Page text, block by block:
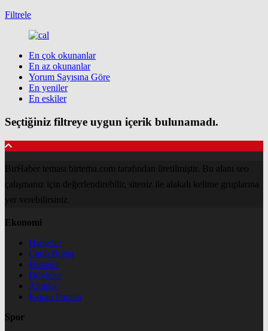
Filtrele
En çok okunanlar
En az okunanlar
Yorum Sayısına Göre
En yeniler
En eskiler
Seçtiğiniz filtreye uygun içerik bulunamadı.
BirHaber teması birtema.com tarafından üretilmiştir. Bu alanı seo
çalışmanız için değerlendirebilir, siteniz ile alakalı kelime gruplarına
yer verebilirsiniz.
Ekonomi
Haberler
Canlı Borsa
Hisseler
Dövizler
Altınlar
Kripto Paralar
Spor